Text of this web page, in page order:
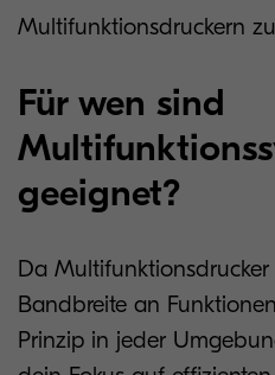
Multifunktionsdruckern
Für wen sind
geeignet?
Da Multifunktionsdrucker
Bandbreite an
Prinzip in jeder